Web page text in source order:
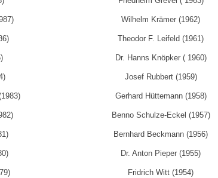
Wilhelm Krämer (1962)
Theodor F. Leifeld (1961)
Dr. Hanns Knöpker ( 1960)
Josef Rubbert (1959)
Gerhard Hüttemann (1958)
Benno Schulze-Eckel (1957)
Bernhard Beckmann (1956)
Dr. Anton Pieper (1955)
Fridrich Witt (1954)